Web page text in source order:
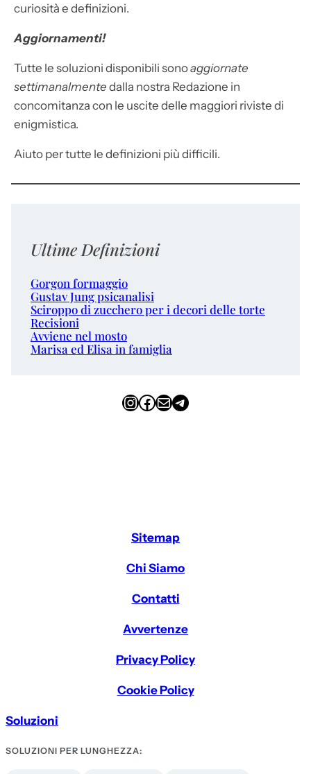
curiosità e definizioni.
Aggiornamenti!
Tutte le soluzioni disponibili sonoaggiornate
settimanalmente dalla nostra Redazione in
concomitanza con le uscite delle maggiori riviste di
enigmistica.
Aiuto per tutte le definizioni più difficili.
Ultime Definizioni
Gorgon formaggio
Gustav Jung psicanalisi
Sciroppo di zucchero per i decori delle torte
Recisioni
Avviene nel mosto
Marisa ed Elisa in famiglia
InstagramFacebook Email Telegram
Sitemap
Chi Siamo
Contatti
Avvertenze
Privacy Policy
Cookie Policy
Soluzioni
SOLUZIONI PER LUNGHEZZA: